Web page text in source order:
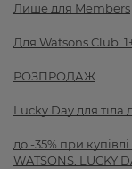
Лише для Members
Для Watsons Club:
РОЗПРОДАЖ
Lucky Day для тіла
до -35% при
WATSONS, LUCKY